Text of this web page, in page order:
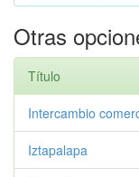
Otras
Título
Intercambio
Iztapalapa